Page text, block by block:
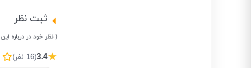
ثبت نظر
( نظر خود در درباره
★
3.4(16 نفر)